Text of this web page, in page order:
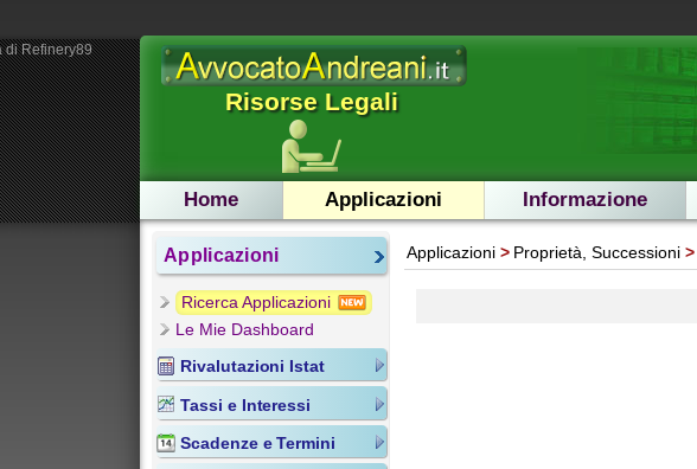
Risorse Legali
Home Applicazioni Informazione
Applicazioni
Ricerca Applicazioni
Le Mie Dashboard
Rivalutazioni Istat
Tassi e Interessi
Scadenze e Termini
Applicazioni Proprietà, Successioni
Refinery89